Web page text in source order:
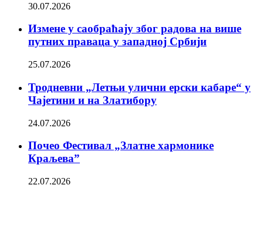
30.07.2026
Измене у саобраћају због радова на више
путних праваца у западној Србији
25.07.2026
Тродневни „Летњи улични ерски кабаре“ у
Чајетини и на Златибору
24.07.2026
Почео Фестивал „Златне хармонике
Краљева”
22.07.2026